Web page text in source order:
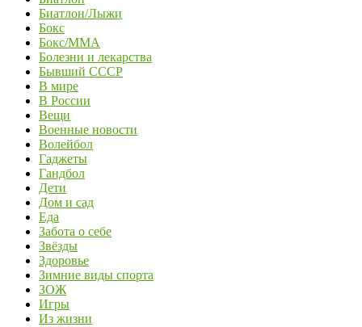
Биатлон/Лыжи
Бокс
Бокс/MMA
Болезни и лекарства
Бывший СССР
В мире
В России
Вещи
Военные новости
Волейбол
Гаджеты
Гандбол
Дети
Дом и сад
Еда
Забота о себе
Звёзды
Здоровье
Зимние виды спорта
ЗОЖ
Игры
Из жизни